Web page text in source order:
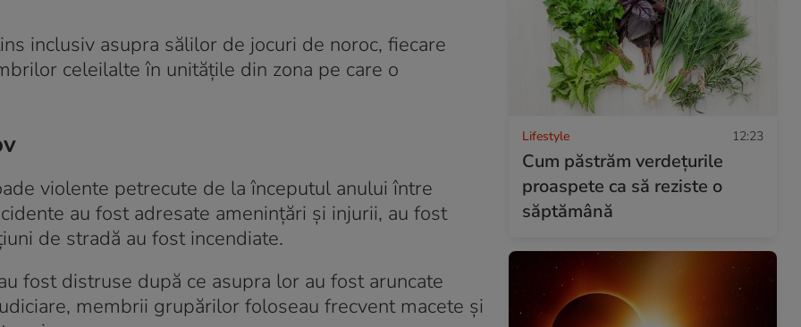
inclusiv asupra sălilor de jocuri de noroc, fiecare
celeilalte în unitățile din zona pe care o
violente petrecute de la începutul anului între
au fost adresate amenințări și injurii, au fost
de stradă au fost incendiate.
fost distruse după ce asupra lor au fost aruncate
membrii grupărilor foloseau frecvent macete și
Lifestyle 12:23
Cum păstrăm verdețurile
proaspete ca să reziste o
săptămână